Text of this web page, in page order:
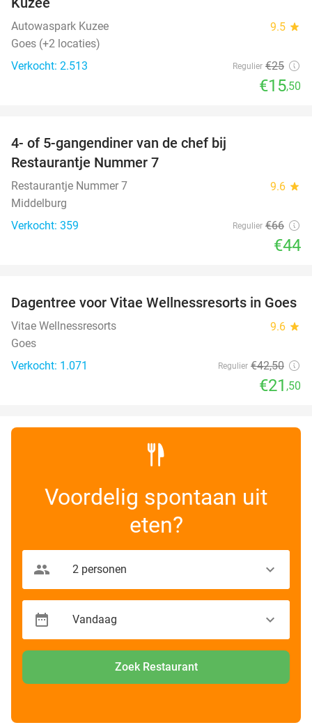
Autowaspark Kuzee 9.5 star
Goes (+2 locaties)
Verkocht: 2.513
Regulier €25
€15,50
4- of 5-gangendiner van de chef bij
Restaurantje Nummer 7
Restaurantje Nummer 7 9.6 star
Middelburg
Verkocht: 359
Regulier €66
€44
49%
Dagentree voor Vitae Wellnessresorts in Goes
Vitae Wellnessresorts 9.6 star
Goes
Verkocht: 1.071
Regulier €42,50
€21 ,50
Voordelig spontaan uit
eten?
Zoek Restaurant